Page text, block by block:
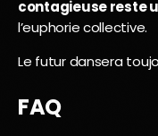
contagieuse reste
l’euphorie collective.
Le futur dansera
FAQ